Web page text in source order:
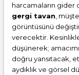
harcamaların gider
gergi tavan ,
görüntüsünü
verecektir.
düşünerek;
doğru yansıtacak,
aydıklık ve görsel